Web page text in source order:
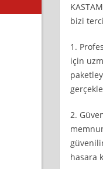
bizi
1.
için
2.
hasara